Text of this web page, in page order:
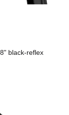
black-reflex